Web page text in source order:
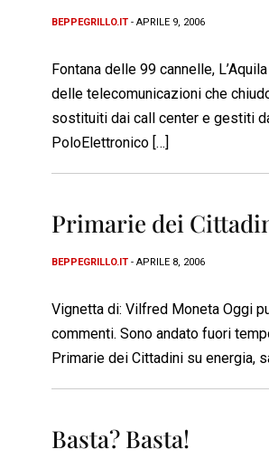
BEPPEGRILLO.IT - APRILE 9, 2006
Fontana delle 99 cannelle,
delle telecomunicazioni che
sostituiti dai call center e gestiti
PoloElettronico […]
Primarie dei
BEPPEGRILLO.IT - APRILE 8, 2006
Vignetta di: Vilfred Moneta Oggi
commenti. Sono andato fuori
Primarie dei Cittadini su energia,
Basta? Basta!